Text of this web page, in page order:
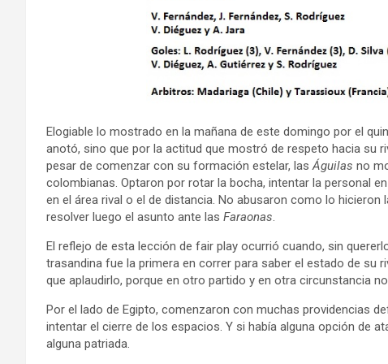
Elogiable lo mostrado en la mañana de este domingo por el
anotó, sino que por la actitud que mostró de respeto hacia su
pesar de comenzar con su formación estelar, las Águilas no
colombianas. Optaron por rotar la bocha, intentar la personal
en el área rival o el de distancia. No abusaron como lo
resolver luego el asunto ante las Faraonas
El reflejo de esta lección de fair play ocurrió cuando, sin
trasandina fue la primera en correr para saber el estado de su
que aplaudirlo, porque en otro partido y en otra circunstancia
Por el lado de Egipto, comenzaron con muchas providencias
intentar el cierre de los espacios. Y si había alguna opción de
alguna patriada.